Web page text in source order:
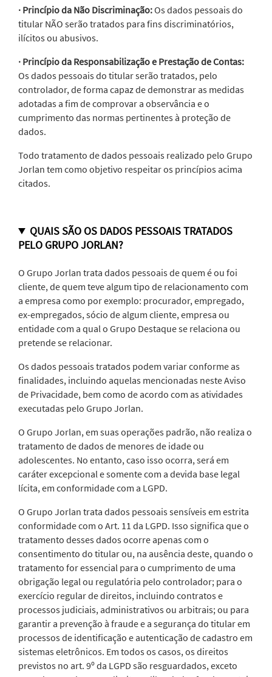
· Princípio da Não Discriminação:Os dados pessoais do
titular NÃO serão tratados para fins discriminatórios,
ilícitos ou abusivos.
· Princípio da Responsabilização e Prestação de Contas:
Os dados pessoais do titular serão tratados, pelo
controlador, de forma capaz de demonstrar as medidas
adotadas a fim de comprovar a observância e o
cumprimento das normas pertinentes à proteção de
dados.
Todo tratamento de dados pessoais realizado pelo Grupo
Jorlan tem como objetivo respeitar os princípios acima
citados.
QUAIS SÃO OS DADOS PESSOAIS TRATADOS
PELO GRUPO JORLAN?
O Grupo Jorlan trata dados pessoais de quem é ou foi
cliente, de quem teve algum tipo de relacionamento com
a empresa como por exemplo: procurador, empregado,
ex-empregados, sócio de algum cliente, empresa ou
entidade com a qual o Grupo Destaque se relaciona ou
pretende se relacionar.
Os dados pessoais tratados podem variar conforme as
finalidades, incluindo aquelas mencionadas neste Aviso
de Privacidade, bem como de acordo com as atividades
executadas pelo Grupo Jorlan.
O Grupo Jorlan, em suas operações padrão, não realiza o
tratamento de dados de menores de idade ou
adolescentes. No entanto, caso isso ocorra, será em
caráter excepcional e somente com a devida base legal
lícita, em conformidade com a LGPD.
O Grupo Jorlan trata dados pessoais sensíveis em estrita
conformidade com o Art. 11 da LGPD. Isso significa que o
tratamento desses dados ocorre apenas com o
consentimento do titular ou, na ausência deste, quando o
tratamento for essencial para o cumprimento de uma
obrigação legal ou regulatória pelo controlador; para o
exercício regular de direitos, incluindo contratos e
processos judiciais, administrativos ou arbitrais; ou para
garantir a prevenção à fraude e a segurança do titular em
processos de identificação e autenticação de cadastro em
sistemas eletrônicos. Em todos os casos, os direitos
previstos no art. 9º da LGPD são resguardados, exceto